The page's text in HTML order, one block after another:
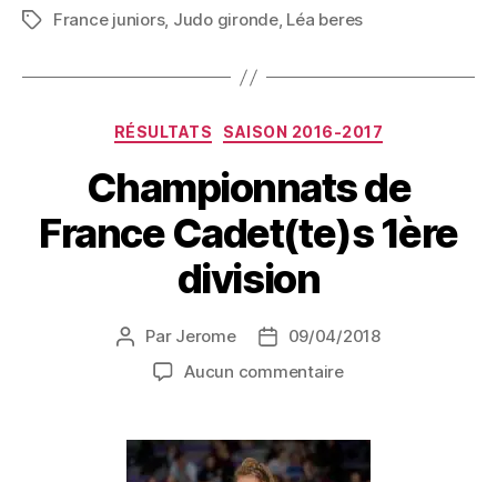
France juniors, Judo gironde, Léa beres
RÉSULTATS SAISON 2016-2017
Championnats de
France Cadet(te)s 1ère
division
Par Jerome
09/04/2018
Aucun commentaire